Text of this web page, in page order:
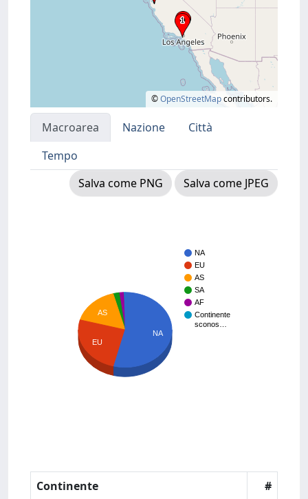
©OpenStreetMapcontributors.
Macroarea Nazione
Città
Tempo
Salva come PNG
Salva come JPEG
NA
EU
AS
SA
AF
Continente
sconos…
AS
EU
NA
Continente
#